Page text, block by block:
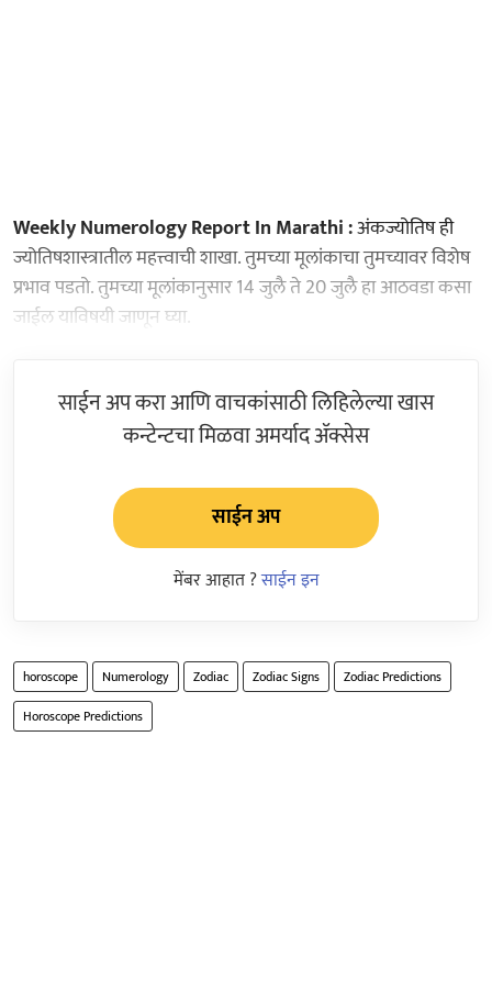
Weekly Numerology Report In Marathi :अंकज्योतिष ही
ज्योतिषशास्त्रातील महत्त्वाची शाखा. तुमच्या मूलांकाचा तुमच्यावर विशेष
प्रभाव पडतो. तुमच्या मूलांकानुसार 14 जुलै ते 20 जुलै हा आठवडा कसा
जाईल याविषयी जाणून घ्या.
साईन अप करा आणि वाचकांसाठी लिहिलेल्या खास
कन्टेन्टचा मिळवा अमर्याद ॲक्सेस
साईन अप
मेंबर आहात ?साईन इन
horoscope Numerology Zodiac Zodiac Signs
Zodiac Predictions
Horoscope Predictions